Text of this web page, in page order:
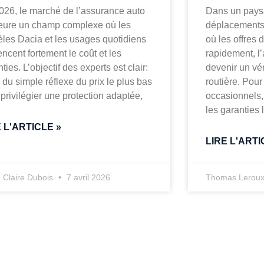
le marché de l’assurance auto
un champ complexe où les
Dacia et les usages quotidiens
fortement le coût et les
L’objectif des experts est clair:
du simple réflexe du prix le plus bas
une protection adaptée,
L'ARTICLE »
Claire Dubois 7 avril 2026
Dans un
où les offres
rapidement,
devenir un
routière.
occasionnels,
les garanties
LIRE
Thomas